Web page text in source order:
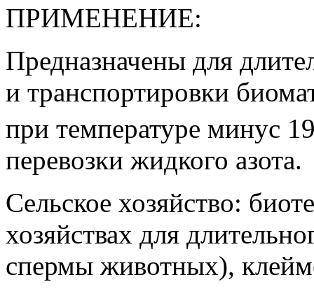
ПРИМЕНЕНИЕ:
Предназначены для
и транспортировки
при температуре минус
перевозки жидкого азота.
Сельское хозяйство:
хозяйствах для
спермы животных),